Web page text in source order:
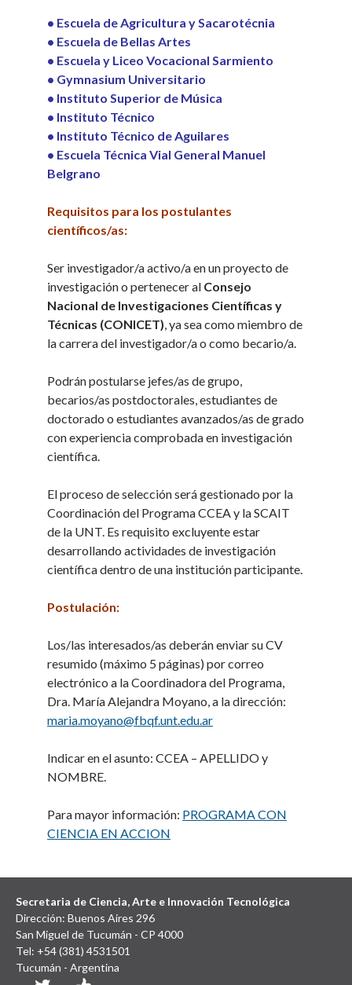
• Escuela de Agricultura y Sacarotécnia
• Escuela de Bellas Artes
• Escuela y Liceo Vocacional Sarmiento
• Gymnasium Universitario
• Instituto Superior de Música
• Instituto Técnico
• Instituto Técnico de Aguilares
• Escuela Técnica Vial General Manuel
Belgrano
Requisitos para los postulantes
científicos/as:
Ser investigador/a activo/a en un proyecto de
investigación o pertenecer al Consejo
Nacional de Investigaciones Científicas y
Técnicas (CONICET), ya sea como miembro de
la carrera del investigador/a o como becario/a.
Podrán postularse jefes/as de grupo,
becarios/as postdoctorales, estudiantes de
doctorado o estudiantes avanzados/as de grado
con experiencia comprobada en investigación
científica.
El proceso de selección será gestionado por la
Coordinación del Programa CCEA y la SCAIT
de la UNT. Es requisito excluyente estar
desarrollando actividades de investigación
científica dentro de una institución participante.
Postulación:
Los/las interesados/as deberán enviar su CV
resumido (máximo 5 páginas) por correo
electrónico a la Coordinadora del Programa,
Dra. María Alejandra Moyano, a la dirección:
maria.moyano@fbqf.unt.edu.ar
Indicar en el asunto: CCEA – APELLIDO y
NOMBRE.
Para mayor información: PROGRAMA CON
CIENCIA EN ACCION
Secretaria de Ciencia, Arte e Innovación Tecnológica
Dirección: Buenos Aires 296
San Miguel de Tucumán - CP 4000
Tel: +54 (381) 4531501
Tucumán - Argentina